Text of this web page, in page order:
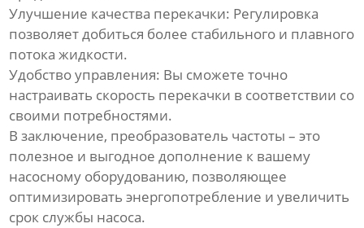
Улучшение качества перекачки: Регулировка
позволяет добиться более стабильного и плавного
потока жидкости.
Удобство управления: Вы сможете точно
настраивать скорость перекачки в соответствии со
своими потребностями.
В заключение, преобразователь частоты – это
полезное и выгодное дополнение к вашему
насосному оборудованию, позволяющее
оптимизировать энергопотребление и увеличить
срок службы насоса.